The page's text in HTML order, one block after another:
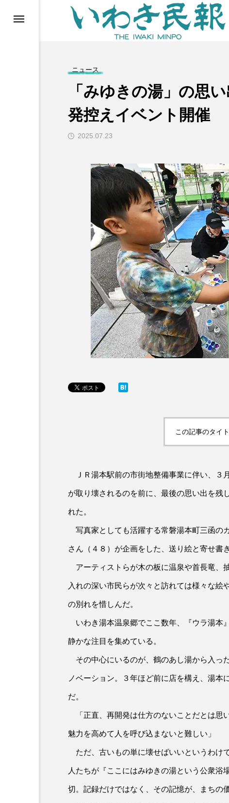
ニュース
「みゆきの湯」の思
発控えイベント開催
2025.07.23
この記事のタイ
ＪＲ湯本駅前の市街地整備事業に伴い、３
が取り壊されるのを前に、最後の思い出を残
れた。
写真家としても活躍する常磐湯本町三函の
さん（４８）が企画をした、送り絵と寄せ書
アーティストらが木の板に温泉や首長竜、
入れの深い市民らが次々と訪れては様々な絵
の別れを惜しんだ。
いわき湯本温泉郷でここ数年、『ウラ湯本
静かな注目を集めている。
その中心にいるのが、鶴のあし湯から入っ
ノベーション。３年ほど前に店を構え、湯本
だ。
「正直、再開発は仕方のないことだとは思
魅力を高めて人を呼び込まないと難しい」
ただ、古いもの単に壊せばいいというわけ
人たちが『ここにはみゆきの湯という公衆浴
切。記録だけではなく、その記憶が、まちの